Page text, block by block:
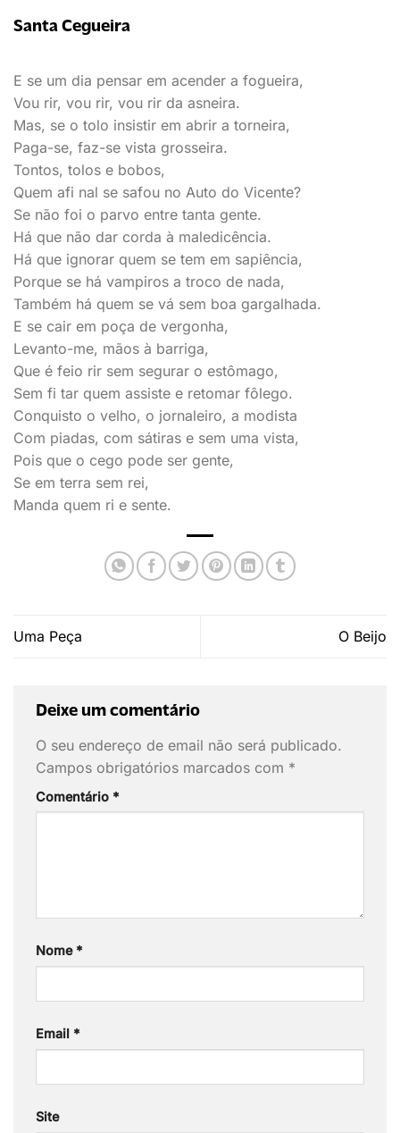
Santa Cegueira
E se um dia pensar em acender a fogueira,
Vou rir, vou rir, vou rir da asneira.
Mas, se o tolo insistir em abrir a torneira,
Paga-se, faz-se vista grosseira.
Tontos, tolos e bobos,
Quem afi nal se safou no Auto do Vicente?
Se não foi o parvo entre tanta gente.
Há que não dar corda à maledicência.
Há que ignorar quem se tem em sapiência,
Porque se há vampiros a troco de nada,
Também há quem se vá sem boa gargalhada.
E se cair em poça de vergonha,
Levanto-me, mãos à barriga,
Que é feio rir sem segurar o estômago,
Sem fi tar quem assiste e retomar fôlego.
Conquisto o velho, o jornaleiro, a modista
Com piadas, com sátiras e sem uma vista,
Pois que o cego pode ser gente,
Se em terra sem rei,
Manda quem ri e sente.
Uma Peça O Beijo
Deixe um comentário
O seu endereço de email não será publicado.
Campos obrigatórios marcados com *
Comentário *
Nome *
Email *
Site